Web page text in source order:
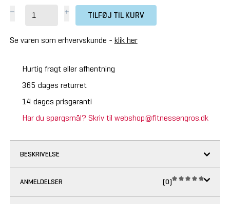
TILFØJ TIL KURV
Se varen som erhvervskunde - klik her
Hurtig fragt eller afhentning
365 dages returret
14 dages prisgaranti
Har du spørgsmål? Skriv til webshop@fitnessengros.dk
BESKRIVELSE
ANMELDELSER (0)